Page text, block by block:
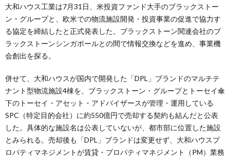
大和ハウス工業は7月31日、米投資ファンド大手のブラックストー
ン・グループと、欧米での物流施設開発・投資事業の促進で協力す
る協定を締結したと正式発表した。ブラックストーン関連会社のブ
ラックストーンシンガポールとの間で情報交換などを進め、事業機
会創出を探る。
併せて、大和ハウスが国内で開発した「DPL」ブランドのマルチテ
ナント型物流施設4棟を、ブラックストーン・グループとトーセイ傘
下のトーセイ・アセット・アドバイザースが管理・運用している
SPC（特定目的会社）に約550億円で売却する契約も結んだと公表
した。具体的な施設名は公表していないが、都市部に位置した施設
とみられる。売却後も「DPL」ブランドは変更せず、大和ハウスプ
ロパティマネジメントが賃貸・プロパティマネジメント（PM）業務